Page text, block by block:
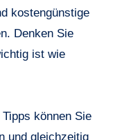
kostengünstige
Denken Sie
ist wie
können Sie
und gleichzeitig